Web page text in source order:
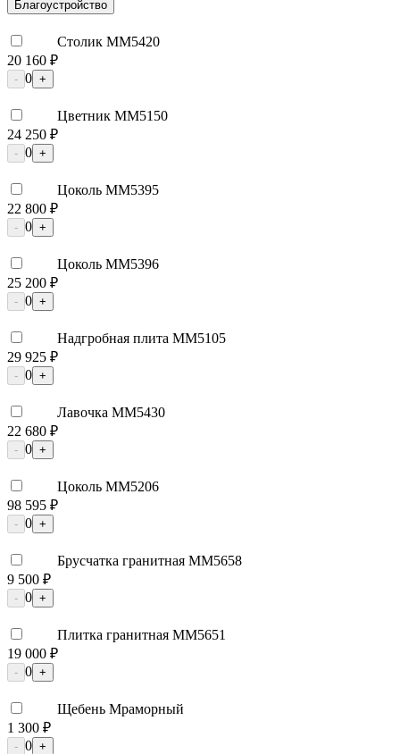
Благоустройство
Столик ММ5420
20 160 ₽
- 0 +
Цветник ММ5150
24 250 ₽
- 0 +
Цоколь ММ5395
22 800 ₽
- 0 +
Цоколь ММ5396
25 200 ₽
- 0 +
Надгробная плита ММ5105
29 925 ₽
- 0 +
Лавочка ММ5430
22 680 ₽
- 0 +
Цоколь ММ5206
98 595 ₽
- 0 +
Брусчатка гранитная ММ5658
9 500 ₽
- 0 +
Плитка гранитная ММ5651
19 000 ₽
- 0 +
Щебень Мраморный
1 300 ₽
- 0 +